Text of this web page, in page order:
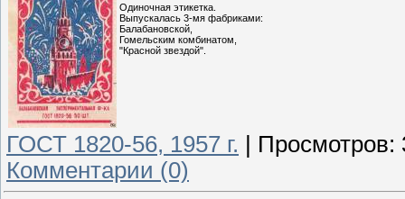
Одиночная этикетка.
Выпускалась 3-мя фабриками:
Балабановской,
Гомельским комбинатом,
"Красной звездой".
ГОСТ 1820-56, 1957 г. | Просмотров:
Комментарии (0)